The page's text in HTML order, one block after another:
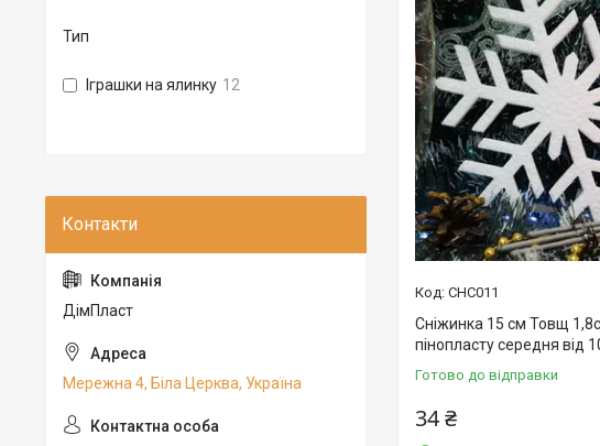
СНС011
Сніжинка 15 см Товщ
пінопласту середня від
Готово до відправки
34 ₴
Тип
Іграшки на ялинку 12
ДімПласт
Мережна 4, Біла Церква, Україна